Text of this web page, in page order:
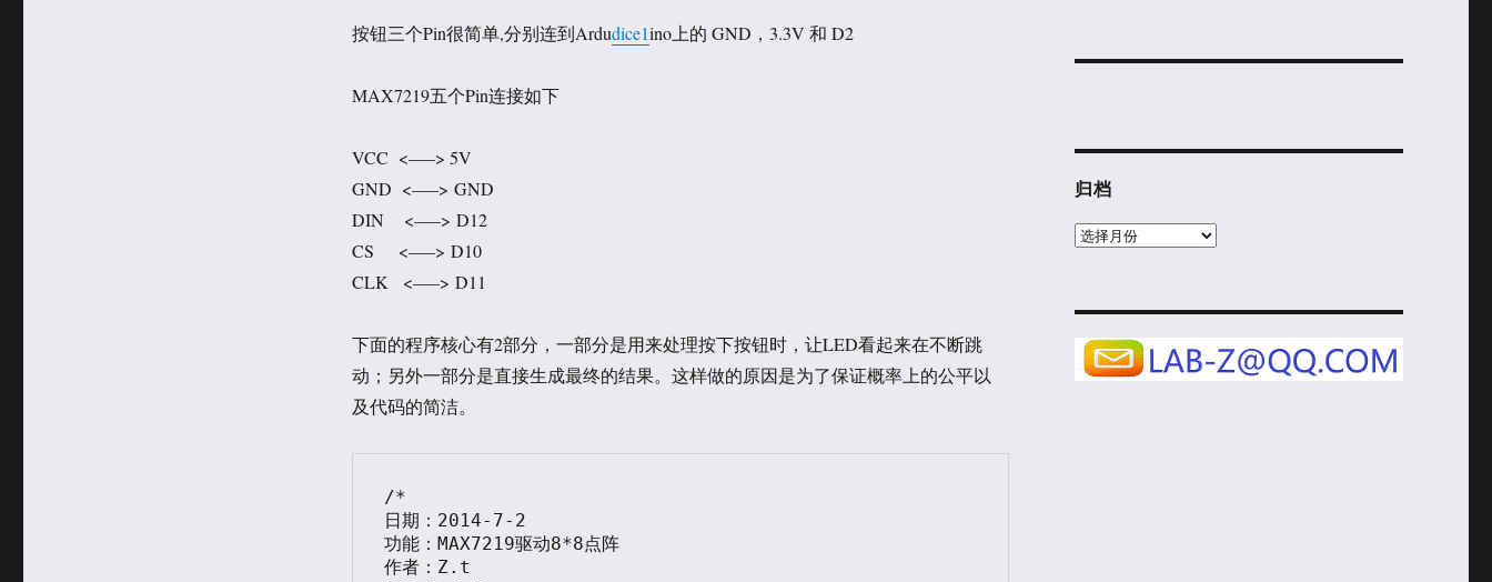
按钮三个Pin很简单,分别连到Ardudice1ino上的 GND，3.3V 和 D2
MAX7219五个Pin连接如下
VCC <—–> 5V
GND <—–> GND
DIN <—–> D12
CS <—–> D10
CLK <—–> D11
下面的程序核心有2部分，一部分是用来处理按下按钮时，让LED看起来在不断跳
动；另外一部分是直接生成最终的结果。这样做的原因是为了保证概率上的公平以
及代码的简洁。
/*
日期：2014-7-2
功能：MAX7219驱动8*8点阵
作者：Z.t
归档
归